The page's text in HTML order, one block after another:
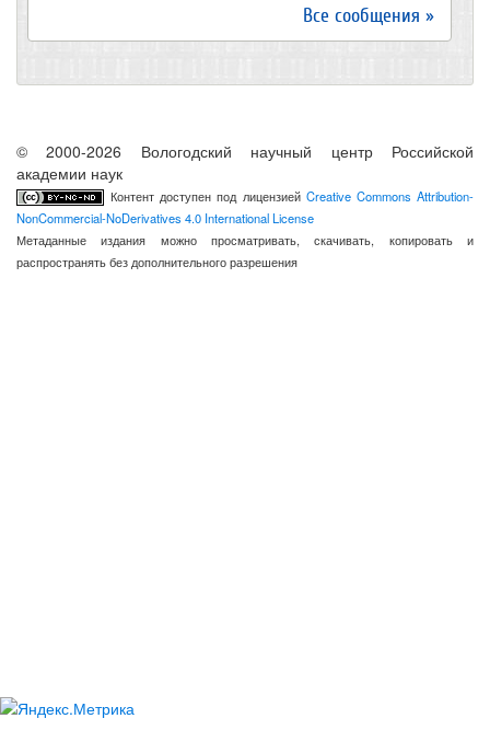
Все сообщения »
© 2000-2026 Вологодский научный центр Российской
академии наук
Контент доступен под лицензией Creative Commons Attribution-
NonCommercial-NoDerivatives 4.0 International License
Метаданные издания можно просматривать, скачивать, копировать и
распространять без дополнительного разрешения